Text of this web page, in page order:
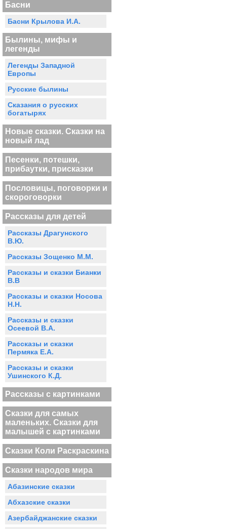
Басни
Басни Крылова И.А.
Былины, мифы и
легенды
Легенды Западной
Европы
Русские былины
Сказания о русских
богатырях
Новые сказки. Сказки на
новый лад
Песенки, потешки,
прибаутки, присказки
Пословицы, поговорки и
скороговорки
Рассказы для детей
Рассказы Драгунского
В.Ю.
Рассказы Зощенко М.М.
Рассказы и сказки Бианки
В.В
Рассказы и сказки Носова
Н.Н.
Рассказы и сказки
Осеевой В.А.
Рассказы и сказки
Пермяка Е.А.
Рассказы и сказки
Ушинского К.Д.
Рассказы с картинками
Сказки для самых
маленьких. Сказки для
малышей с картинками
Сказки Коли Раскраскина
Сказки народов мира
Абазинские сказки
Абхазские сказки
Азербайджанские сказки